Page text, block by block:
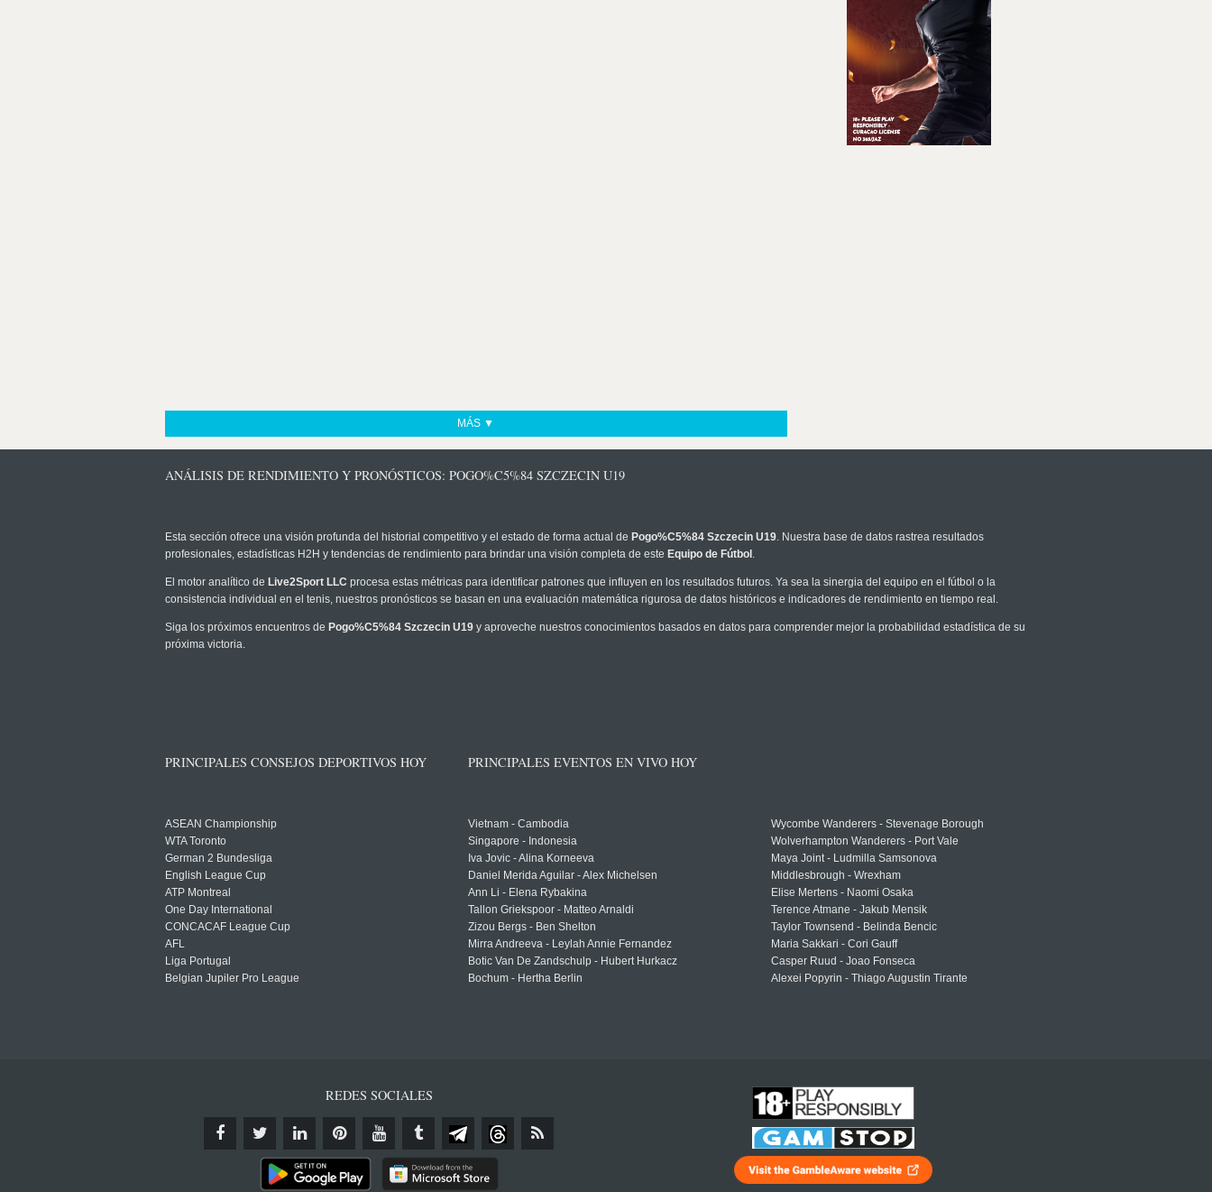
MÁS ▼
ANÁLISIS DE RENDIMIENTO Y PRONÓSTICOS: POGO%C5%84 SZCZECIN U19
Esta sección ofrece una visión profunda del historial competitivo y el estado de forma actual de Pogo%C5%84 Szczecin U19. Nuestra base de datos rastrea resultados
profesionales, estadísticas H2H y tendencias de rendimiento para brindar una visión completa de este Equipo de Fútbol .
El motor analítico de Live2Sport LLC procesa estas métricas para identificar patrones que influyen en los resultados futuros. Ya sea la sinergia del equipo en el fútbol o la
consistencia individual en el tenis, nuestros pronósticos se basan en una evaluación matemática rigurosa de datos históricos e indicadores de rendimiento en tiempo real.
Siga los próximos encuentros de Pogo%C5%84 Szczecin U19 y aproveche nuestros conocimientos basados en datos para comprender mejor la probabilidad estadística de su
próxima victoria.
PRINCIPALES CONSEJOS DEPORTIVOS HOY
ASEAN Championship
WTA Toronto
German 2 Bundesliga
English League Cup
ATP Montreal
One Day International
CONCACAF League Cup
AFL
Liga Portugal
Belgian Jupiler Pro League
PRINCIPALES EVENTOS EN VIVO HOY
Vietnam - Cambodia
Singapore - Indonesia
Iva Jovic - Alina Korneeva
Daniel Merida Aguilar - Alex Michelsen
Ann Li - Elena Rybakina
Tallon Griekspoor - Matteo Arnaldi
Zizou Bergs - Ben Shelton
Mirra Andreeva - Leylah Annie Fernandez
Botic Van De Zandschulp - Hubert Hurkacz
Bochum - Hertha Berlin
Wycombe Wanderers - Stevenage Borough
Wolverhampton Wanderers - Port Vale
Maya Joint - Ludmilla Samsonova
Middlesbrough - Wrexham
Elise Mertens - Naomi Osaka
Terence Atmane - Jakub Mensik
Taylor Townsend - Belinda Bencic
Maria Sakkari - Cori Gauff
Casper Ruud - Joao Fonseca
Alexei Popyrin - Thiago Augustin Tirante
REDES SOCIALES